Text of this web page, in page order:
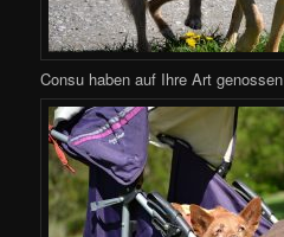
Consu haben auf Ihre Art genossen